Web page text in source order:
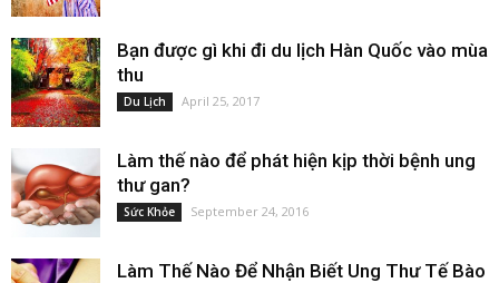
Bạn được gì khi đi du lịch Hàn Quốc vào mùa
thu
Du Lịch April 25, 2017
Làm thế nào để phát hiện kịp thời bệnh ung
thư gan?
Sức Khỏe September 24, 2016
Làm Thế Nào Để Nhận Biết Ung Thư Tế Bào